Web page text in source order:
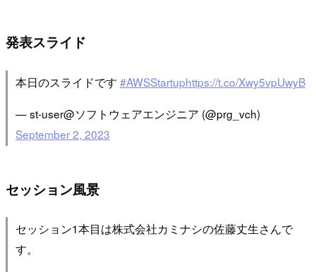
発表スライド
本日のスライドです #AWSStartuphttps://t.co/Xwy5vpUwyB
— st-user@ソフトウェアエンジニア (@prg_vch)
September 2, 2023
セッション風景
セッション1本目は株式会社カミナシの佐藤丈生さんで
す。